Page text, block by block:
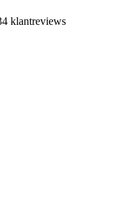
klantreviews